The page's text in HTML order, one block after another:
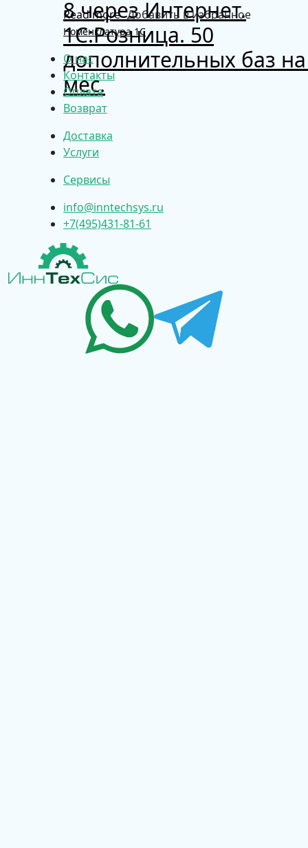
8 через Интернет.
1С:Розница. 50
дополнительных баз
мес.
Read more Добавить в избранное
Номенклатура 1С
О нас
Контакты
Оплата
Возврат
Доставка
Услуги
Сервисы
info@inntechsys.ru
+7(495)431-81-61